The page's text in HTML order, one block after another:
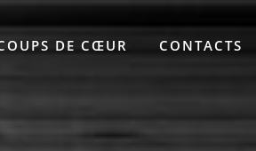
DE CŒUR CONTACTS